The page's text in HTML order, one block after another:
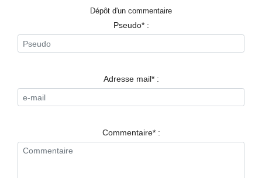
SPORTS
RESTAURANTS
NUIT
Dépôt d'un commentaire
Pseudo* :
Adresse mail* :
Commentaire* :